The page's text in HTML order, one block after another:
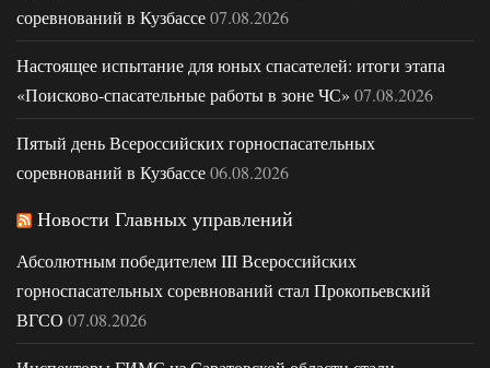
соревнований в Кузбассе07.08.2026
Настоящее испытание для юных спасателей: итоги этапа
«Поисково-спасательные работы в зоне ЧС» 07.08.2026
Пятый день Всероссийских горноспасательных
соревнований в Кузбассе06.08.2026
Новости Главных управлений
Абсолютным победителем III Всероссийских
горноспасательных соревнований стал Прокопьевский
ВГСО 07.08.2026